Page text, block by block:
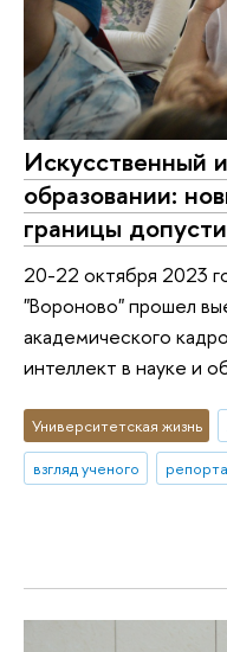
Искусственный
образовании:
границы
20-22 октября 2023
"Вороново" прошел
академического
интеллект в науке и
Университетская жизнь
взгляд ученого